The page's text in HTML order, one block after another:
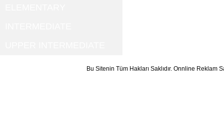
Bu Sitenin Tüm Hakları Saklıdır. Onnline